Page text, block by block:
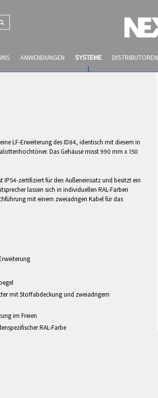
ANWENDUNGEN SYSTEME DISTRIBUTOREN
LF-Erweiterung des ID84, identisch mit diesem in
Das Gehäuse misst 990 mm x 150
IP54-zertifiziert für den Außeneinsatz und besitzt ein
lassen sich in individuellen RAL-Farben
mit einem zweiadrigen Kabel für das
mit Stoffabdeckung und zweiadrigem
im Freien
RAL-Farbe